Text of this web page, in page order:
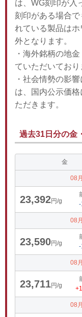
は、WG刻印が入
刻印がある場合
れている製品は
外となります。
・海外銘柄の地
ていただいており
・社会情勢の影
は、国内公示価
ただきます。
過去31日分の金
金
08
23,392円/g
-
08
23,590円/g
-
08
23,711円/g
08